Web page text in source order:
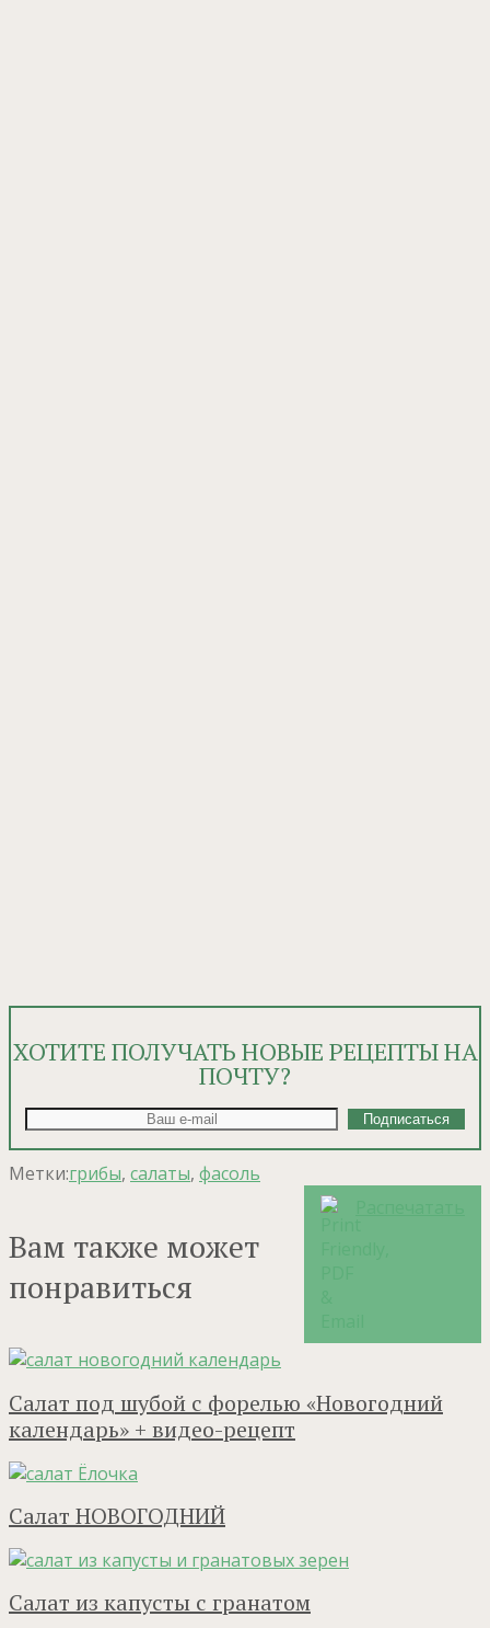
ХОТИТЕ ПОЛУЧАТЬ НОВЫЕ РЕЦЕПТЫ НА
ПОЧТУ?
Метки:грибы, салаты, фасоль
Вам также может
понравиться
Салат под шубой с форелью «Новогодний
календарь» + видео-рецепт
Салат НОВОГОДНИЙ
Салат из капусты с гранатом